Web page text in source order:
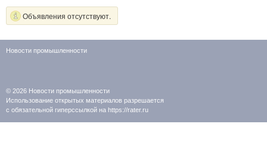
Объявления отсутствуют.
Новости промышленности
© 2026 Новости промышленности
Использование открытых материалов разрешается
с обязательной гиперссылкой на https://rater.ru